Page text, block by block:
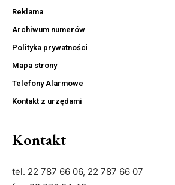
Reklama
Archiwum numerów
Polityka prywatności
Mapa strony
Telefony Alarmowe
Kontakt z urzędami
Kontakt
tel. 22 787 66 06, 22 787 66 07